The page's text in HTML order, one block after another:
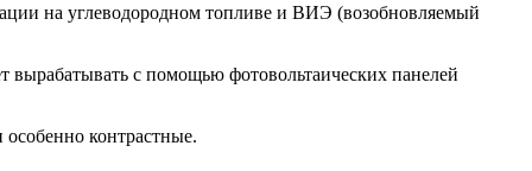
на углеводородном топливе и ВИЭ (возобновляемый
вырабатывать с помощью фотовольтаических панелей
контрастные.